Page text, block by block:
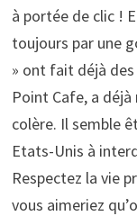
à portée de clic !
toujours par une
» ont fait déjà des
Point Cafe, a
colère. Il semble
Etats-Unis à
Respectez la vie
vous aimeriez